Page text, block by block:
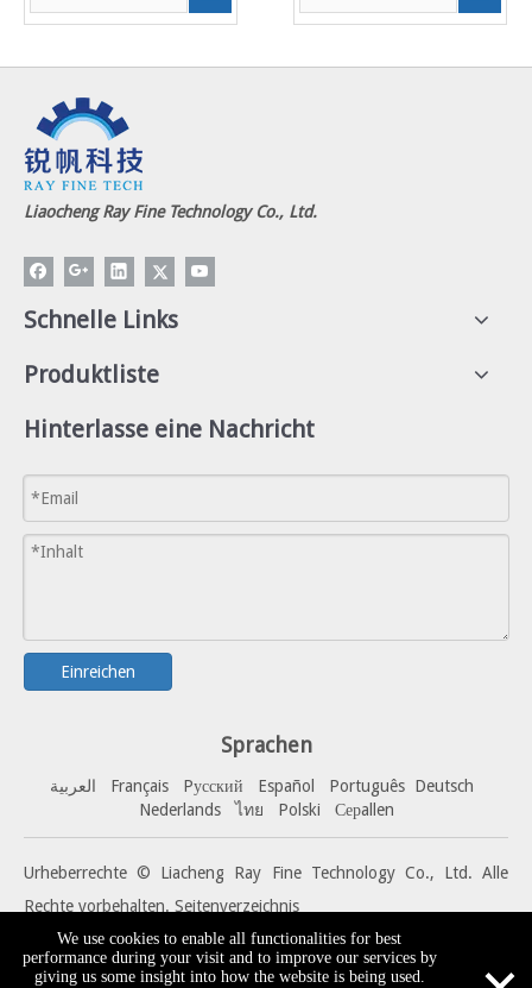
Oberfläche
Liaocheng Ray Fine Technology Co., Ltd.
Schnelle Links
Produktliste
Hinterlasse eine Nachricht
Einreichen
Sprachen
العربية Français Pусский Español Português Deutsch
Nederlands
ไทย Polski Серallen
Urheberrechte © Liacheng Ray Fine Technology Co., Ltd. Alle
Rechte vorbehalten. Seitenverzeichnis
We use cookies to enable all functionalities for best
performance during your visit and to improve our services by
giving us some insight into how the website is being used.